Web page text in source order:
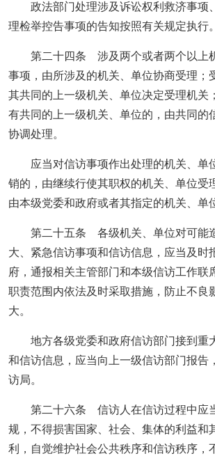
政法部门处理涉及诉讼权利救济事项
理检举控告事项的告知按照有关规定执行。
第二十四条 涉及两个或者两个以上
事项，由所涉及的机关、单位协商受理；
其共同的上一级机关、单位决定受理机关
有共同的上一级机关、单位的，由共同的
协调处理。
应当对信访事项作出处理的机关、单
销的，由继续行使其职权的机关、单位受
由本级党委和政府或者其指定的机关、单
第二十五条 各级机关、单位对可能
大、紧急信访事项和信访信息，应当及时
府，通报相关主管部门和本级信访工作联
职责范围内依法及时采取措施，防止不良
大。
地方各级党委和政府信访部门接到重
和信访信息，应当向上一级信访部门报告
访局。
第二十六条 信访人在信访过程中应
规，不得损害国家、社会、集体的利益和
利，自觉维护社会公共秩序和信访秩序，